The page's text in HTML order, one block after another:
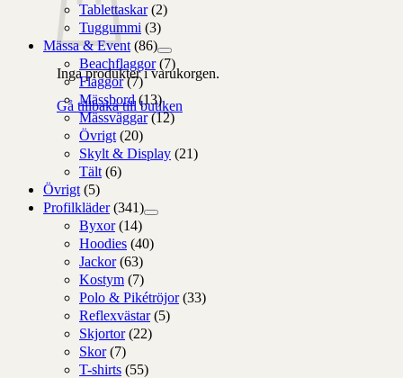
Inga produkter i varukorgen.
Gå tillbaka till butiken
Tablettaskar (2)
Tuggummi (3)
Mässa & Event (86)
Beachflaggor (7)
Flaggor (7)
Mässbord (13)
Mässväggar (12)
Övrigt (20)
Skylt & Display (21)
Tält (6)
Övrigt (5)
Profilkläder (341)
Byxor (14)
Hoodies (40)
Jackor (63)
Kostym (7)
Polo & Pikétröjor (33)
Reflexvästar (5)
Skjortor (22)
Skor (7)
T-shirts (55)